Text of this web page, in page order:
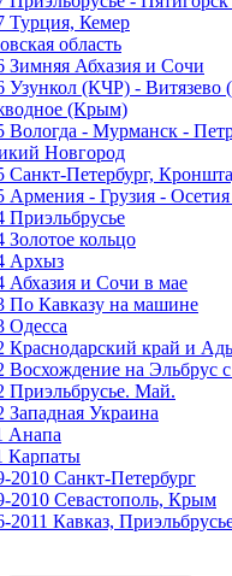
Турция, Кемер
область
Зимняя Абхазия и Сочи
Узункол (КЧР) - Витязево
(Крым)
Вологда - Мурманск -
Новгород
Санкт-Петербург,
Армения - Грузия -
Приэльбрусье
Золотое кольцо
Архыз
Абхазия и Сочи в мае
По Кавказу на машине
Одесса
Краснодарский край и
Восхождение на Эльбрус
Приэльбрусье. Май.
Западная Украина
Анапа
Карпаты
2010 Санкт-Петербург
2010 Севастополь, Крым
2011 Кавказ,